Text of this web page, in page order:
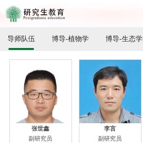
导师队伍 博导-植物学 博导-生态学
张世鑫
副研究员
李言
副研究员